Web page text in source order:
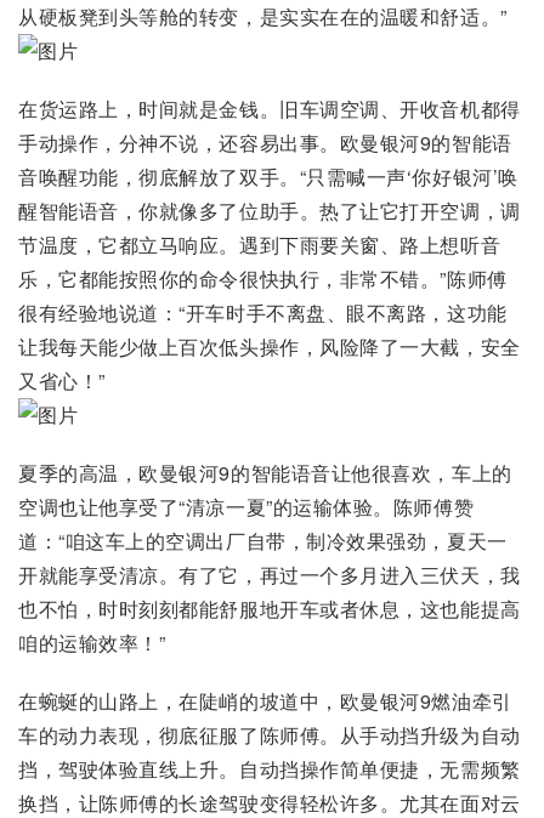
从硬板凳到头等舱的转变，是实实在在的温暖和舒适。”
在货运路上，时间就是金钱。旧车调空调、开收音机都得
手动操作，分神不说，还容易出事。欧曼银河9的智能语
音唤醒功能，彻底解放了双手。“只需喊一声‘你好银河’唤
醒智能语音，你就像多了位助手。热了让它打开空调，调
节温度，它都立马响应。遇到下雨要关窗、路上想听音
乐，它都能按照你的命令很快执行，非常不错。”陈师傅
很有经验地说道：“开车时手不离盘、眼不离路，这功能
让我每天能少做上百次低头操作，风险降了一大截，安全
又省心！”
夏季的高温，欧曼银河9的智能语音让他很喜欢，车上的
空调也让他享受了“清凉一夏”的运输体验。陈师傅赞
道：“咱这车上的空调出厂自带，制冷效果强劲，夏天一
开就能享受清凉。有了它，再过一个多月进入三伏天，我
也不怕，时时刻刻都能舒服地开车或者休息，这也能提高
咱的运输效率！”
在蜿蜒的山路上，在陡峭的坡道中，欧曼银河9燃油牵引
车的动力表现，彻底征服了陈师傅。从手动挡升级为自动
挡，驾驶体验直线上升。自动挡操作简单便捷，无需频繁
换挡，让陈师傅的长途驾驶变得轻松许多。尤其在面对云